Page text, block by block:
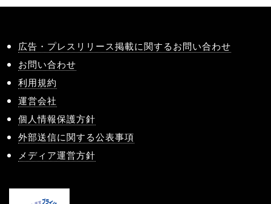
広告・プレスリリース掲載に関するお問い合わせ
お問い合わせ
利用規約
運営会社
個人情報保護方針
外部送信に関する公表事項
メディア運営方針